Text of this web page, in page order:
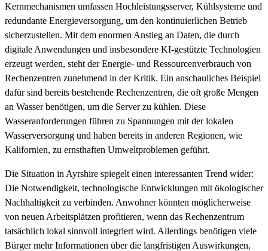
Kernmechanismen umfassen Hochleistungsserver, Kühlsysteme und
redundante Energieversorgung, um den kontinuierlichen Betrieb
sicherzustellen. Mit dem enormen Anstieg an Daten, die durch
digitale Anwendungen und insbesondere KI-gestützte Technologien
erzeugt werden, steht der Energie- und Ressourcenverbrauch von
Rechenzentren zunehmend in der Kritik. Ein anschauliches Beispiel
dafür sind bereits bestehende Rechenzentren, die oft große Mengen
an Wasser benötigen, um die Server zu kühlen. Diese
Wasseranforderungen führen zu Spannungen mit der lokalen
Wasserversorgung und haben bereits in anderen Regionen, wie
Kalifornien, zu ernsthaften Umweltproblemen geführt.
Die Situation in Ayrshire spiegelt einen interessanten Trend wider:
Die Notwendigkeit, technologische Entwicklungen mit ökologischer
Nachhaltigkeit zu verbinden. Anwohner könnten möglicherweise
von neuen Arbeitsplätzen profitieren, wenn das Rechenzentrum
tatsächlich lokal sinnvoll integriert wird. Allerdings benötigen viele
Bürger mehr Informationen über die langfristigen Auswirkungen,